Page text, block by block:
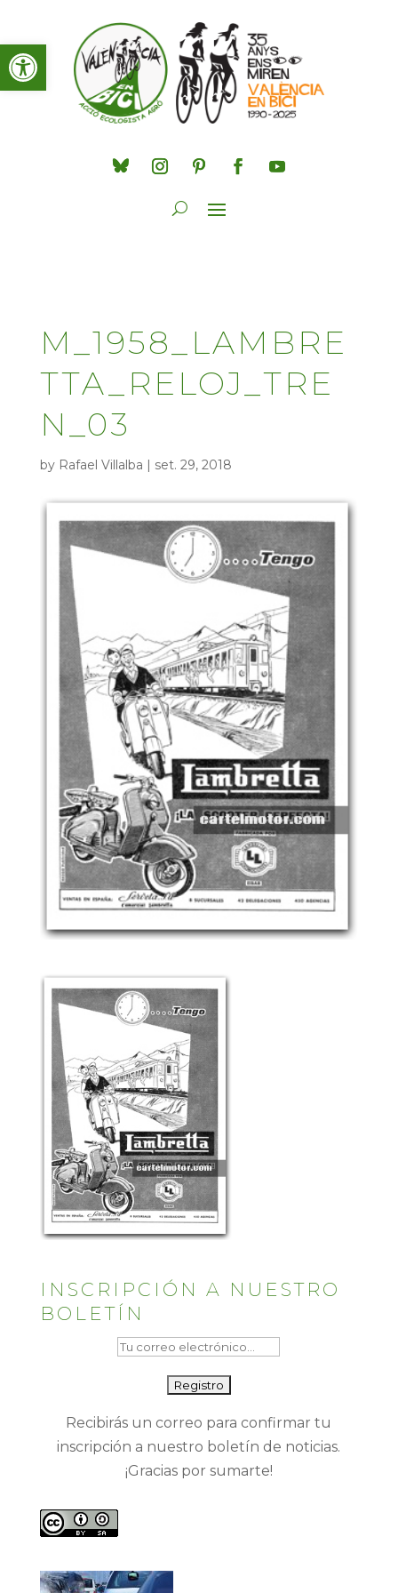
Obre la barra d'eines
M_1958_LAMBRE
TTA_RELOJ_TRE
N_03
by Rafael Villalba | set. 29, 2018
INSCRIPCIÓN A NUESTRO
BOLETÍN
Recibirás un correo para confirmar tu
inscripción a nuestro boletín de noticias.
¡Gracias por sumarte!